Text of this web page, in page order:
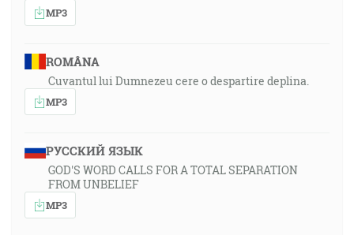
MP3
ROMÂNA
Cuvantul lui Dumnezeu cere o despartire deplina.
MP3
РУССКИЙ ЯЗЫК
GOD'S WORD CALLS FOR A TOTAL SEPARATION
FROM UNBELIEF
MP3